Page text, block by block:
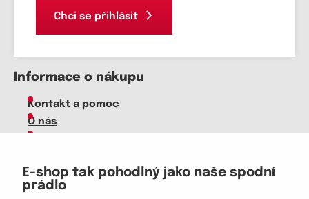
E-shop tak pohodlný jako naše spodní
prádlo
Chci se přihlásit
Informace o nákupu
Kontakt a pomoc
O nás
Velkoobchod
Vrácení zboží, reklamace